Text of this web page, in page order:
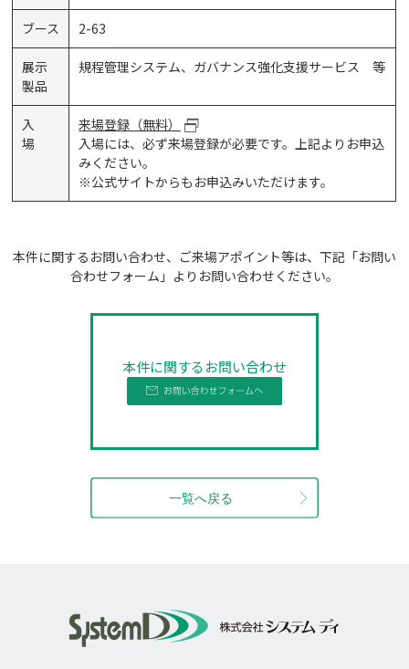
ブース 2-63
展示
製品
規程管理システム、ガバナンス強化支援サービス 等
入
場
来場登録（無料）
入場には、必ず来場登録が必要です。上記よりお申込
みください。
※公式サイトからもお申込みいただけます。
本件に関するお問い合わせ、ご来場アポイント等は、下記「お問い
合わせフォーム」よりお問い合わせください。
本件に関するお問い合わせ